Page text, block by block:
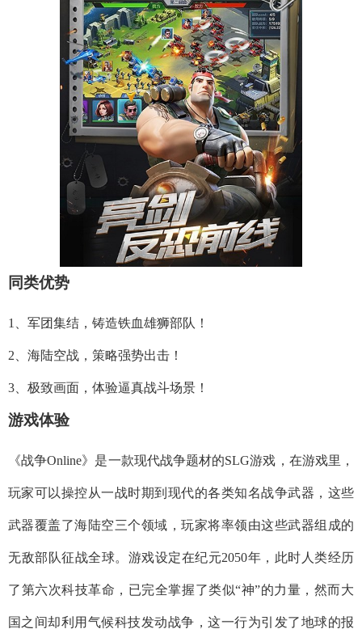
同类优势
1、军团集结，铸造铁血雄狮部队！
2、海陆空战，策略强势出击！
3、极致画面，体验逼真战斗场景！
游戏体验
《战争Online》是一款现代战争题材的SLG游戏，在游戏里，
玩家可以操控从一战时期到现代的各类知名战争武器，这些
武器覆盖了海陆空三个领域，玩家将率领由这些武器组成的
无敌部队征战全球。游戏设定在纪元2050年，此时人类经历
了第六次科技革命，已完全掌握了类似“神”的力量，然而大
国之间却利用气候科技发动战争，这一行为引发了地球的报